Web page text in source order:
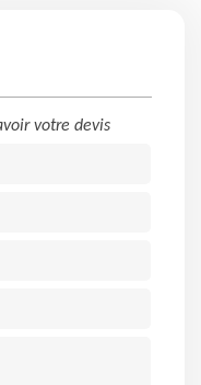
votre devis